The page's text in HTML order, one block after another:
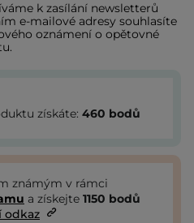
k zasílání newsletterů
e-mailové adresy souhlasíte
oznámení o opětovné
získáte: 460 bodů
známým v rámci
a získejte 1150 bodů
odkaz